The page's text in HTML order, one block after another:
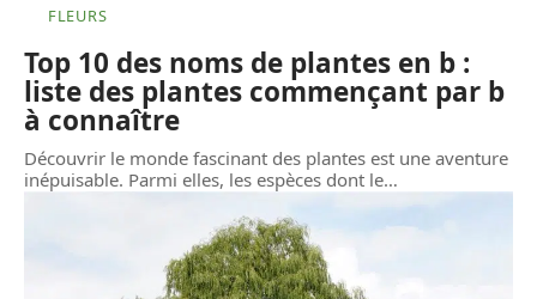
FLEURS
Top 10 des noms de plantes en b :
liste des plantes commençant par b
à connaître
Découvrir le monde fascinant des plantes est une aventure
inépuisable. Parmi elles, les espèces dont le…